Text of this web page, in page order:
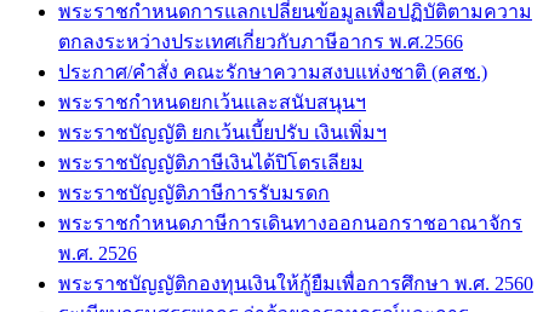
พระราชกำหนดการแลกเปลี่ยนข้อมูลเพื่อปฏิบัติตามความ
ตกลงระหว่างประเทศเกี่ยวกับภาษีอากร พ.ศ.2566
ประกาศ/คำสั่ง คณะรักษาความสงบแห่งชาติ (คสช.)
พระราชกำหนดยกเว้นและสนับสนุนฯ
พระราชบัญญัติ ยกเว้นเบี้ยปรับ เงินเพิ่มฯ
พระราชบัญญัติภาษีเงินได้ปิโตรเลียม
พระราชบัญญัติภาษีการรับมรดก
พระราชกำหนดภาษีการเดินทางออกนอกราชอาณาจักร
พ.ศ. 2526
พระราชบัญญัติกองทุนเงินให้กู้ยืมเพื่อการศึกษา พ.ศ. 2560